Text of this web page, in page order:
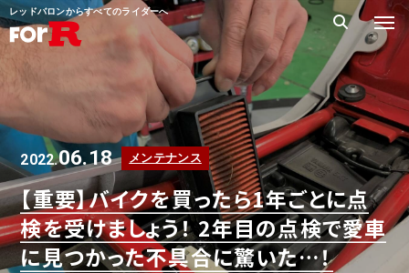
レッドバロンからすべてのライダーへ
2022.06.18 メンテナンス
【重要】バイクを買ったら1年ごとに点
検を受けましょう！ 2年目の点検で愛車
に見つかった不具合に驚いた…！